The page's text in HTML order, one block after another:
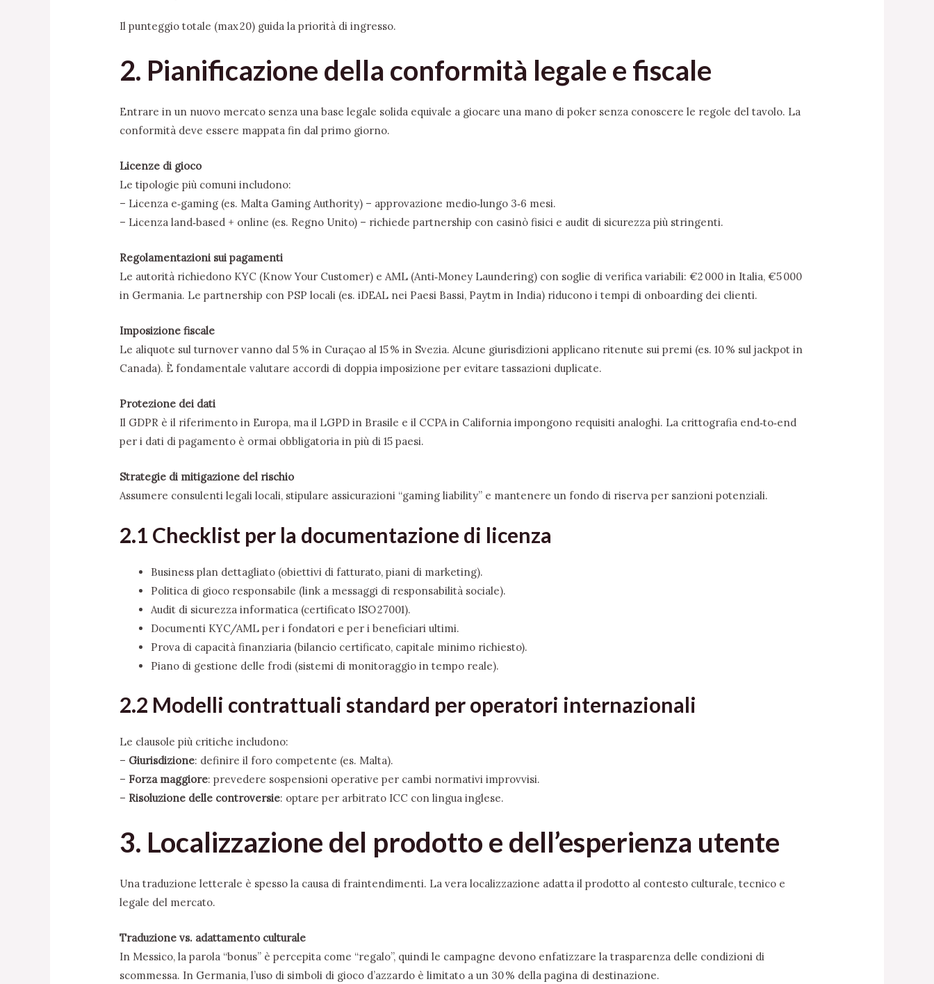
Il punteggio totale (max 20) guida la priorità di ingresso.
2. Pianificazione della conformità legale e fiscale
Entrare in un nuovo mercato senza una base legale solida equivale a giocare una mano di poker senza conoscere le regole del tavolo. La
conformità deve essere mappata fin dal primo giorno.
Licenze di gioco
Le tipologie più comuni includono:
– Licenza e‑gaming (es. Malta Gaming Authority) – approvazione medio‑lungo 3‑6 mesi.
– Licenza land‑based + online (es. Regno Unito) – richiede partnership con casinò fisici e audit di sicurezza più stringenti.
Regolamentazioni sui pagamenti
Le autorità richiedono KYC (Know Your Customer) e AML (Anti‑Money Laundering) con soglie di verifica variabili: €2 000 in Italia, €5 000
in Germania. Le partnership con PSP locali (es. iDEAL nei Paesi Bassi, Paytm in India) riducono i tempi di onboarding dei clienti.
Imposizione fiscale
Le aliquote sul turnover vanno dal 5 % in Curaçao al 15 % in Svezia. Alcune giurisdizioni applicano ritenute sui premi (es. 10 % sul jackpot in
Canada). È fondamentale valutare accordi di doppia imposizione per evitare tassazioni duplicate.
Protezione dei dati
Il GDPR è il riferimento in Europa, ma il LGPD in Brasile e il CCPA in California impongono requisiti analoghi. La crittografia end‑to‑end
per i dati di pagamento è ormai obbligatoria in più di 15 paesi.
Strategie di mitigazione del rischio
Assumere consulenti legali locali, stipulare assicurazioni “gaming liability” e mantenere un fondo di riserva per sanzioni potenziali.
2.1 Checklist per la documentazione di licenza
Business plan dettagliato (obiettivi di fatturato, piani di marketing).
Politica di gioco responsabile (link a messaggi di responsabilità sociale).
Audit di sicurezza informatica (certificato ISO 27001).
Documenti KYC/AML per i fondatori e per i beneficiari ultimi.
Prova di capacità finanziaria (bilancio certificato, capitale minimo richiesto).
Piano di gestione delle frodi (sistemi di monitoraggio in tempo reale).
2.2 Modelli contrattuali standard per operatori internazionali
Le clausole più critiche includono:
– Giurisdizione: definire il foro competente (es. Malta).
– Forza maggiore: prevedere sospensioni operative per cambi normativi improvvisi.
– Risoluzione delle controversie: optare per arbitrato ICC con lingua inglese.
3. Localizzazione del prodotto e dell’esperienza utente
Una traduzione letterale è spesso la causa di fraintendimenti. La vera localizzazione adatta il prodotto al contesto culturale, tecnico e
legale del mercato.
Traduzione vs. adattamento culturale
In Messico, la parola “bonus” è percepita come “regalo”, quindi le campagne devono enfatizzare la trasparenza delle condizioni di
scommessa. In Germania, l’uso di simboli di gioco d’azzardo è limitato a un 30 % della pagina di destinazione.